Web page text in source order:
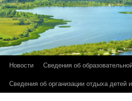
Перейти
Новости Сведения об
Сведения об организации отдыха детей